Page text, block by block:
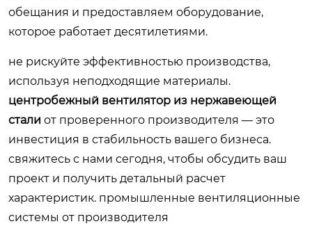
обещания и предоставляем оборудование,
которое работает десятилетиями.
не рискуйте эффективностью производства,
используя неподходящие материалы.
центробежный вентилятор из нержавеющей
стали от проверенного производителя — это
инвестиция в стабильность вашего бизнеса.
свяжитесь с нами сегодня, чтобы обсудить ваш
проект и получить детальный расчет
характеристик. промышленные вентиляционные
системы от производителя